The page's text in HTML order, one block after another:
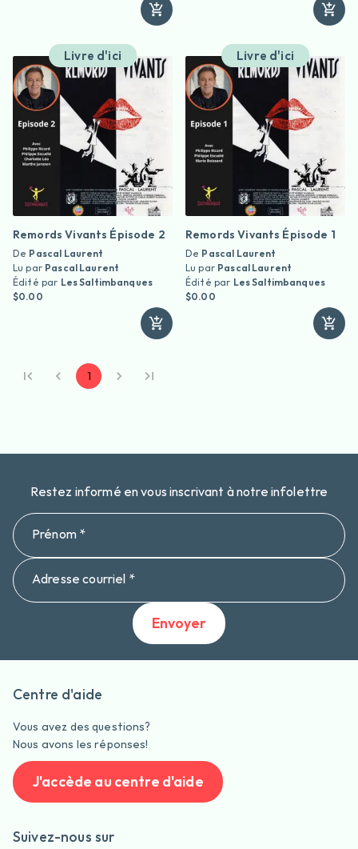
Livre d'ici
Remords Vivants Épisode 2
De Pascal Laurent
Lu par Pascal Laurent
Édité par Les Saltimbanques
$0.00
Livre d'ici
Remords Vivants Épisode 1
De Pascal Laurent
Lu par Pascal Laurent
Édité par Les Saltimbanques
$0.00
1
Restez informé en vous inscrivant à notre infolettre
Prénom *
Adresse courriel *
Envoyer
Centre d'aide
Vous avez des questions?
Nous avons les réponses!
J'accède au centre d'aide
Suivez-nous sur